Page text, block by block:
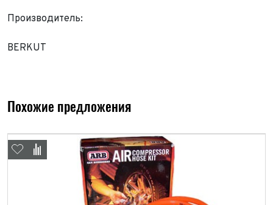
Производитель:
BERKUT
Похожие предложения
персональных данных
Принимаю условия